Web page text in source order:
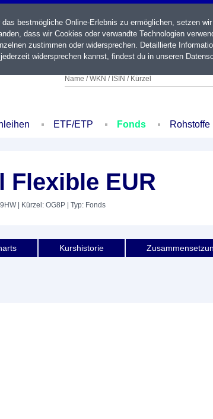
Name / WKN / ISIN / Kürzel
ETF/ETP Fonds Rohstoffe
Flexible EUR
| Kürzel: OG8P | Typ: Fonds
Kurshistorie
bestmögliche Online-Erlebnis zu ermöglichen, setzen
dass wir Cookies oder verwandte Technologien
zustimmen oder widersprechen. Detaillierte
widersprechen kannst, findest du in unseren